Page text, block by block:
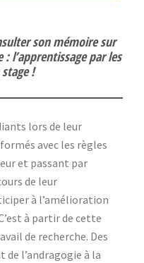
son mémoire sur
l’apprentissage par les
!
lors de leur
avec les règles
et passant par
de leur
à l’amélioration
à partir de cette
de recherche. Des
l’andragogie à la